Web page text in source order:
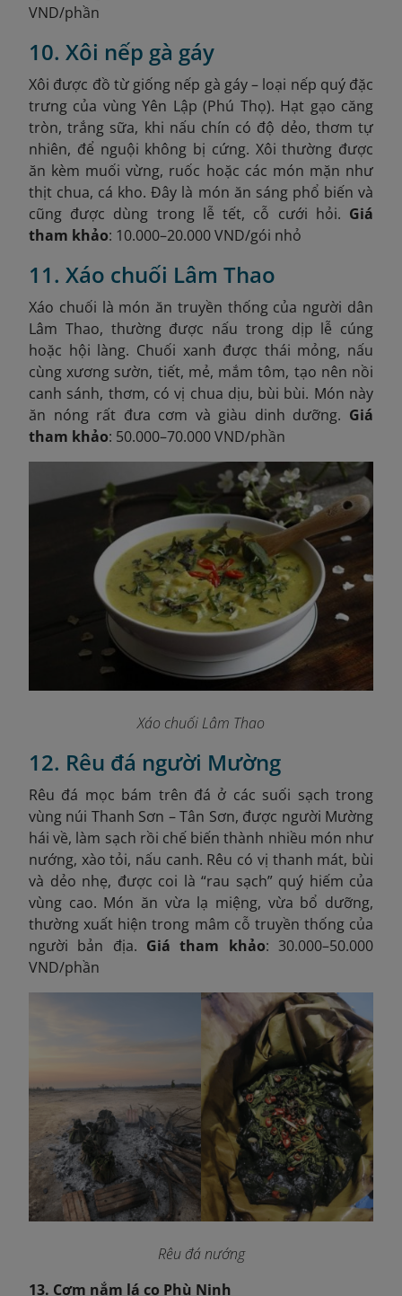
VND/phần
10. Xôi nếp gà gáy
Xôi được đồ từ giống nếp gà gáy – loại nếp quý đặc
trưng của vùng Yên Lập (Phú Thọ). Hạt gạo căng
tròn, trắng sữa, khi nấu chín có độ dẻo, thơm tự
nhiên, để nguội không bị cứng. Xôi thường được
ăn kèm muối vừng, ruốc hoặc các món mặn như
thịt chua, cá kho. Đây là món ăn sáng phổ biến và
cũng được dùng trong lễ tết, cỗ cưới hỏi. Giá
tham khảo: 10.000–20.000 VND/gói nhỏ
11. Xáo chuối Lâm Thao
Xáo chuối là món ăn truyền thống của người dân
Lâm Thao, thường được nấu trong dịp lễ cúng
hoặc hội làng. Chuối xanh được thái mỏng, nấu
cùng xương sườn, tiết, mẻ, mắm tôm, tạo nên nồi
canh sánh, thơm, có vị chua dịu, bùi bùi. Món này
ăn nóng rất đưa cơm và giàu dinh dưỡng. Giá
tham khảo: 50.000–70.000 VND/phần
Xáo chuối Lâm Thao
12. Rêu đá người Mường
Rêu đá mọc bám trên đá ở các suối sạch trong
vùng núi Thanh Sơn – Tân Sơn, được người Mường
hái về, làm sạch rồi chế biến thành nhiều món như
nướng, xào tỏi, nấu canh. Rêu có vị thanh mát, bùi
và dẻo nhẹ, được coi là “rau sạch” quý hiếm của
vùng cao. Món ăn vừa lạ miệng, vừa bổ dưỡng,
thường xuất hiện trong mâm cỗ truyền thống của
người bản địa. Giá tham khảo: 30.000–50.000
VND/phần
Rêu đá nướng
13. Cơm nắm lá cọ Phù Ninh